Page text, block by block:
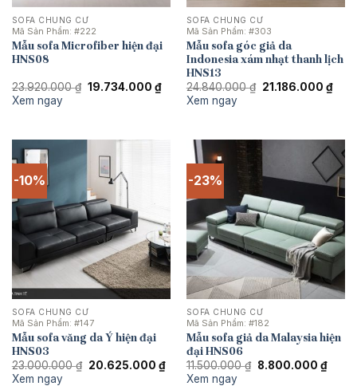
SOFA CHUNG CƯ
Mã Sản Phẩm: #222
Mẫu sofa Microfiber hiện đại
HNS08
23.920.000₫ Giá
19.734.000 ₫Giá
hiện
Xem ngay
SOFA CHUNG CƯ
Mã Sản Phẩm: #303
Mẫu sofa góc giả da
Indonesia xám nhạt thanh lịch
HNS13
24.840.000₫ Giá
21.186.000 ₫Giá
hiện
Xem ngay
-10%
SOFA CHUNG CƯ
Mã Sản Phẩm: #147
Mẫu sofa văng da Ý hiện đại
HNS03
23.000.000₫ Giá
20.625.000 ₫Giá
hiện
Xem ngay
-23%
SOFA CHUNG CƯ
Mã Sản Phẩm: #182
Mẫu sofa giả da Malaysia hiện
đại HNS06
11.500.000₫ Giá
8.800.000 ₫Giá
hiện
Xem ngay